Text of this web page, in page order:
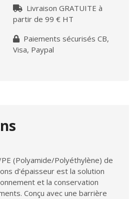
Livraison GRATUITE à
partir de 99 € HT
Paiements sécurisés CB,
Visa, Paypal
(Polyamide/Polyéthylène) de
d'épaisseur est la solution
et la conservation
Conçu avec une barrière